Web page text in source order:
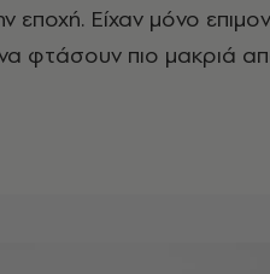
εποχή. Είχαν μόνο
φτάσουν πιο μακριά